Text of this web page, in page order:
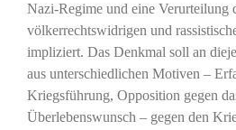
Nazi-Regime und eine Verurteilung
völkerrechtswidrigen und
impliziert. Das Denkmal soll an
aus unterschiedlichen Motiven –
Kriegsführung, Opposition gegen
Überlebenswunsch – gegen den